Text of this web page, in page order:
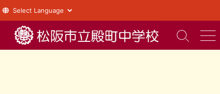
テ
検
索
メ
ニ